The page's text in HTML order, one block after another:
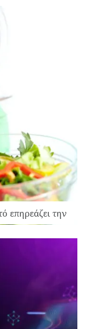
επηρεάζει την